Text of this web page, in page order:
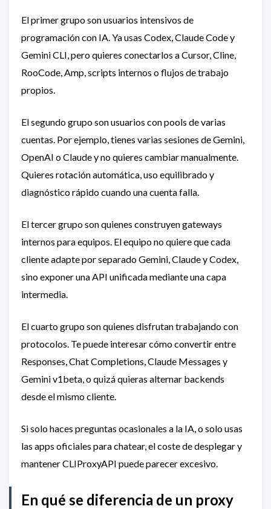
El primer grupo son usuarios intensivos de
programación con IA. Ya usas Codex, Claude Code y
Gemini CLI, pero quieres conectarlos a Cursor, Cline,
RooCode, Amp, scripts internos o flujos de trabajo
propios.
El segundo grupo son usuarios con pools de varias
cuentas. Por ejemplo, tienes varias sesiones de Gemini,
OpenAI o Claude y no quieres cambiar manualmente.
Quieres rotación automática, uso equilibrado y
diagnóstico rápido cuando una cuenta falla.
El tercer grupo son quienes construyen gateways
internos para equipos. El equipo no quiere que cada
cliente adapte por separado Gemini, Claude y Codex,
sino exponer una API unificada mediante una capa
intermedia.
El cuarto grupo son quienes disfrutan trabajando con
protocolos. Te puede interesar cómo convertir entre
Responses, Chat Completions, Claude Messages y
Gemini v1beta, o quizá quieras alternar backends
desde el mismo cliente.
Si solo haces preguntas ocasionales a la IA, o solo usas
las apps oficiales para chatear, el coste de desplegar y
mantener CLIProxyAPI puede parecer excesivo.
En qué se diferencia de un proxy